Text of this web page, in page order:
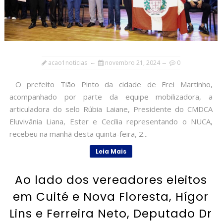
acao1noticias novembro 21, 2024 0
O prefeito Tião Pinto da cidade de Frei Martinho,
acompanhado por parte da equipe mobilizadora, a
articuladora do selo Rúbia Laiane, Presidente do CMDCA
Eluvivânia Liana, Ester e Cecília representando o NUCA,
recebeu na manhã desta quinta-feira, 2...
Leia Mais
Ao lado dos vereadores eleitos
em Cuité e Nova Floresta, Hígor
Lins e Ferreira Neto, Deputado Dr